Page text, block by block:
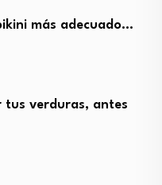
más adecuado…
tus verduras, antes